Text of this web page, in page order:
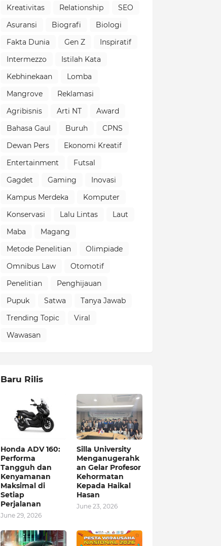
Kreativitas
Relationship
SEO
Asuransi
Biografi
Biologi
Fakta Dunia
Gen Z
Inspiratif
Intermezzo
Istilah Kata
Kebhinekaan
Lomba
Mangrove
Reklamasi
Agribisnis
Arti NT
Award
Bahasa Gaul
Buruh
CPNS
Dewan Pers
Ekonomi Kreatif
Entertainment
Futsal
Gagdet
Gaming
Inovasi
Kampus Merdeka
Komputer
Konservasi
Lalu Lintas
Laut
Maba
Magang
Metode Penelitian
Olimpiade
Omnibus Law
Otomotif
Penelitian
Penghijauan
Pupuk
Satwa
Tanya Jawab
Trending Topic
Viral
Wawasan
Baru Rilis
Honda ADV 160:
Performa
Tangguh dan
Kenyamanan
Maksimal di
Setiap
Perjalanan
June 29, 2026
Silla University
Menganugerahk
an Gelar Profesor
Kehormatan
Kepada Haikal
Hasan
June 23, 2026